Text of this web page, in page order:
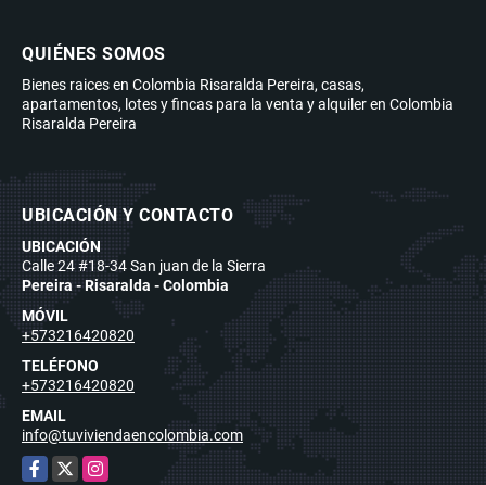
QUIÉNES SOMOS
Bienes raices en Colombia Risaralda Pereira, casas,
apartamentos, lotes y fincas para la venta y alquiler en Colombia
Risaralda Pereira
UBICACIÓN Y CONTACTO
UBICACIÓN
Calle 24 #18-34 San juan de la Sierra
Pereira - Risaralda - Colombia
MÓVIL
+573216420820
TELÉFONO
+573216420820
EMAIL
info@tuviviendaencolombia.com
Facebook
X Instagram